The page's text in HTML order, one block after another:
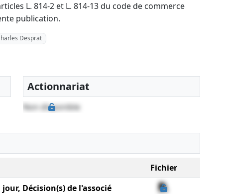
L. 814-2 et L. 814-13 du code de commerce
publication.
Desprat
Actionnariat
Non disponible
Fichier
Décision(s) de l'associé